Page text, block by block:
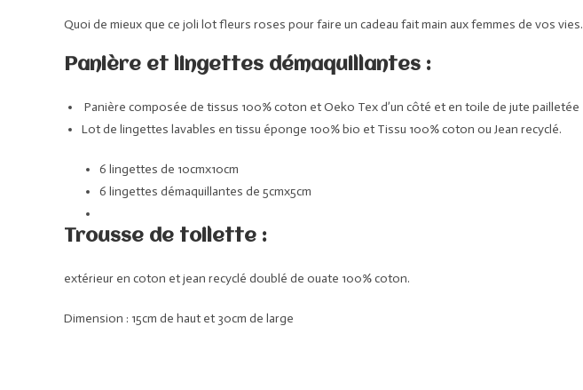
Quoi de mieux que ce joli lot fleurs roses pour faire un cadeau fait main aux femmes de vos vies.
Panière et lingettes démaquillantes :
Panière composée de tissus 100% coton et Oeko Tex d’un côté et en toile de jute pailletée
Lot de lingettes lavables en tissu éponge 100% bio et Tissu 100% coton ou Jean recyclé.
6 lingettes de 10cmx10cm
6 lingettes démaquillantes de 5cmx5cm
Trousse de toilette :
extérieur en coton et jean recyclé doublé de ouate 100% coton.
Dimension : 15cm de haut et 30cm de large